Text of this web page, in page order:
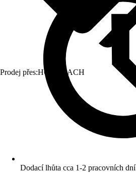
Prodej přes:HORNBACH
Dodací lhůta cca 1-2 pracovních dní